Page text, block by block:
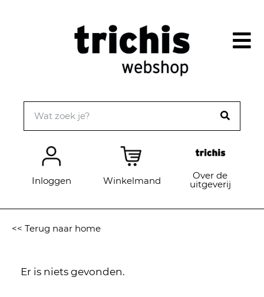
Inloggen Winkelmand Over de
uitgeverij
<< Terug naar home
Er is niets gevonden.